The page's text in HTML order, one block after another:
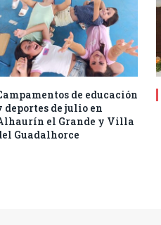
de educación
deportes de julio en
el Grande y Villa
Guadalhorce